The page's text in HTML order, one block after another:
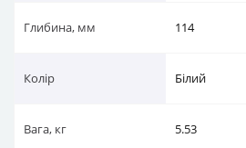
Глибина, мм 114
Колір Білий
Вага, кг 5.53